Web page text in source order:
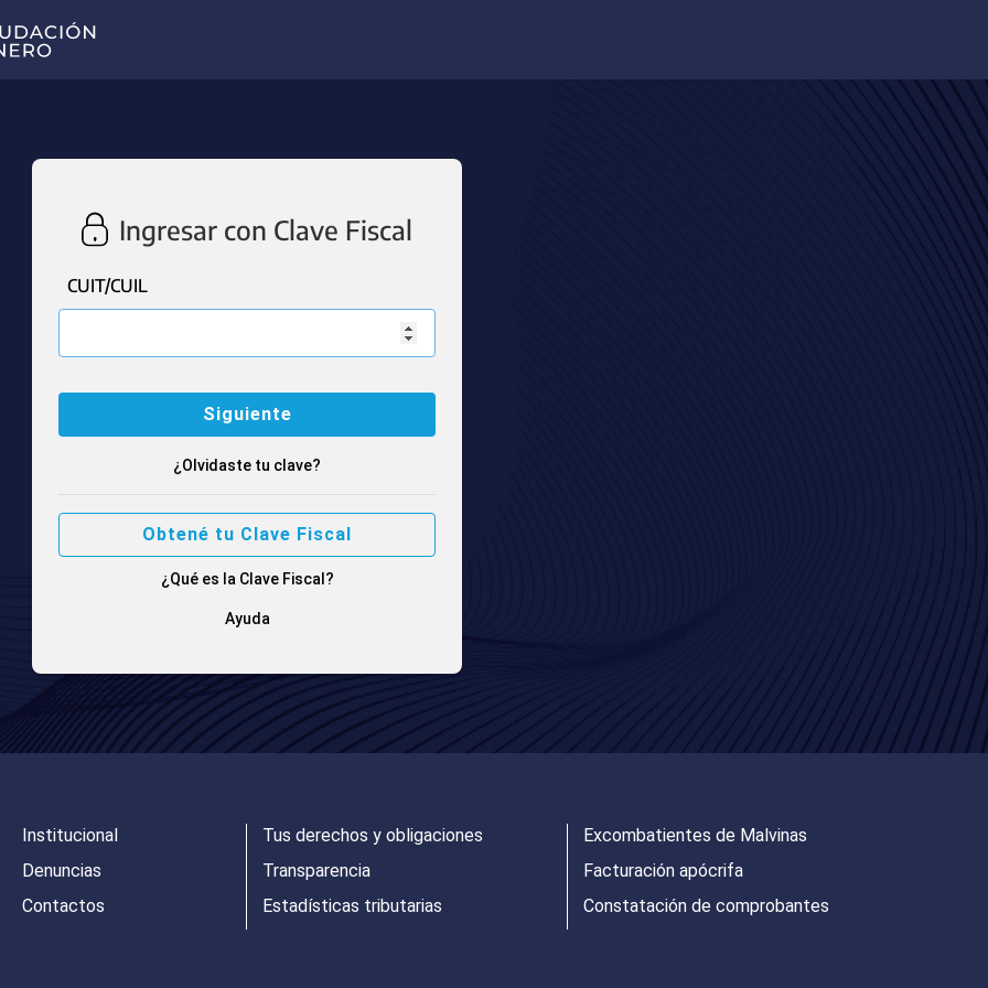
Ingresar con Clave Fiscal
CUIT/CUIL
¿Olvidaste tu clave?
Obtené tu Clave Fiscal
¿Qué es la Clave Fiscal?
Ayuda
Institucional
Denuncias
Contactos
Tus derechos y obligaciones
Transparencia
Estadísticas tributarias
Excombatientes de Malvinas
Facturación apócrifa
Constatación de comprobantes